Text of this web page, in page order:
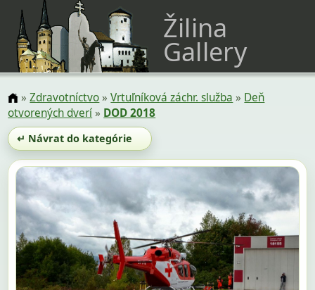
Žilina
Gallery
»Zdravotníctvo»Vrtuľníková záchr. služba » Deň
otvorených dverí» DOD 2018
↵ Návrat do kategórie